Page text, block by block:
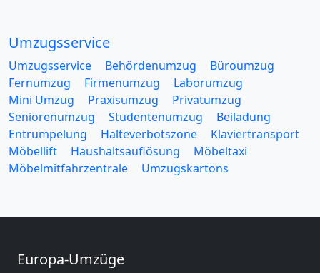
Umzugsservice
Umzugsservice Behördenumzug
Büroumzug
Fernumzug
Firmenumzug
Laborumzug
Mini Umzug
Praxisumzug
Privatumzug
Seniorenumzug
Studentenumzug
Beiladung
Entrümpelung
Halteverbotszone
Klaviertransport
Möbellift
Haushaltsauflösung
Möbeltaxi
Möbelmitfahrzentrale
Umzugskartons
Europa-Umzüge